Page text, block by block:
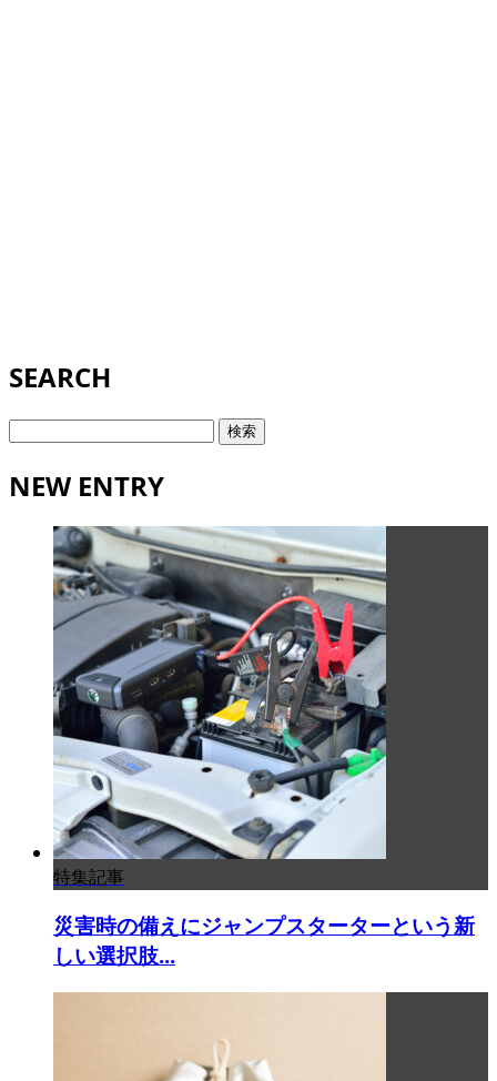
SEARCH
検
NEW ENTRY
特集記事
災害時の備えにジャンプスターターという新
しい選択肢...